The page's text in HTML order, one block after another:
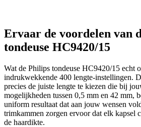
Ervaar de voordelen van
tondeuse HC9420/15
Wat de Philips tondeuse HC9420/15 echt
indrukwekkende 400 lengte-instellingen.
precies de juiste lengte te kiezen die bij
mogelijkheden tussen 0,5 mm en 42 mm,
uniform resultaat dat aan jouw wensen
trimkammen zorgen ervoor dat elk kapsel
de haardikte.